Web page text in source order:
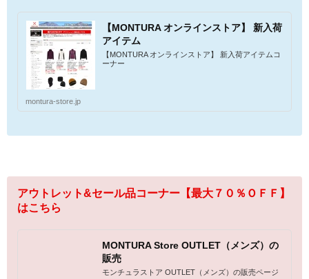
【MONTURA オンラインストア】 新入荷
アイテム
【MONTURA オンラインストア】 新入荷アイテムコ
ーナー
montura-store.jp
アウトレット&セール品コーナー【最大７０％ＯＦＦ】
はこちら
MONTURA Store OUTLET（メンズ）の
販売
モンチュラストア OUTLET（メンズ）の販売ページ